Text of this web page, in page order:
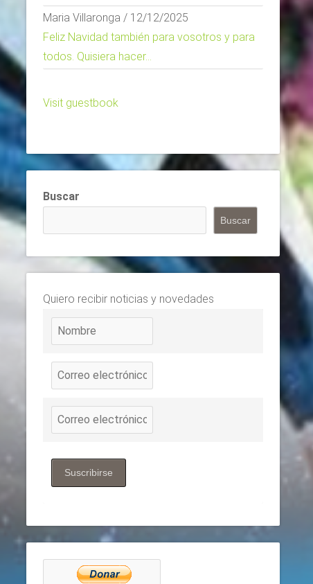
Maria Villaronga / 12/12/2025
Feliz Navidad también para vosotros y para
todos. Quisiera hacer...
Visit guestbook
Buscar
Buscar
Quiero recibir noticias y novedades
Suscribirse